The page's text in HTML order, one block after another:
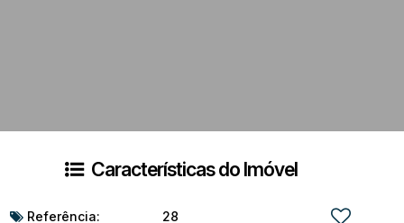
Características do Imóvel
Referência: 28